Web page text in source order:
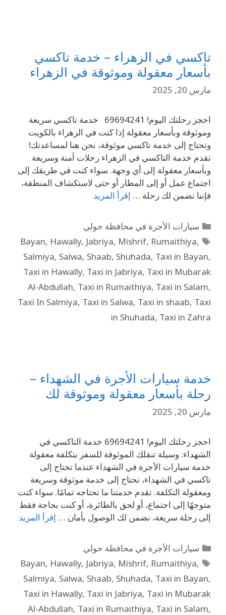
تاكسي في الزهراء – خدمة تاكسي
بأسعار معقولة وموثوقة في الزهراء
مارس 20, 2025
احجز رحلتك اليوم! 69694241 خدمة تاكسي سريعة
وموثوقة وبأسعار معقولة إذا كنت في الزهراء بالكويت
وتحتاج إلى خدمة تاكسي موثوقة، نحن هنا لمساعدتك!
تقدم خدمة التاكسي في الزهراء رحلات آمنة وسريعة
وبأسعار معقولة إلى أي وجهة. سواء كنت في طريقك إلى
اجتماع عمل أو إلى المطار أو حتى لاستكشاف المنطقة،
فإننا نضمن لك رحلة … إقرأ المزيد
سيارات الأجرة في محافظة حولي
Bayan, Hawally, Jabriya, Mishrif, Rumaithiya,
Salmiya, Salwa, Shaab, Shuhada, Taxi in Bayan,
Taxi in Hawally, Taxi in Jabriya, Taxi in Mubarak
Al-Abdullah, Taxi in Rumaithiya, Taxi in Salam,
Taxi In Salmiya, Taxi in Salwa, Taxi in shaab, Taxi
in Shuhada, Taxi in Zahra
خدمة سيارات الأجرة في الشهداء –
رحلة بأسعار معقولة وموثوقة لك
مارس 20, 2025
احجز رحلتك اليوم! 69694241 خدمة التاكسي في
الشهداء: وسيلة تنقلك الموثوقة للسفر بتكلفة معقولة
خدمة سيارات الأجرة في الشهداء عندما تحتاج إلى
تاكسي في الشهداء، تحتاج إلى خدمة موثوقة وسريعة
ومعقولة التكلفة. تقدم خدمتنا ما تحتاجه تمامًا. سواء كنت
متوجهًا إلى اجتماع، أو لحق بالطائرة، أو كنت بحاجة فقط
إلى رحلة سريعة، نضمن لك الوصول بأمان … إقرأ المزيد
سيارات الأجرة في محافظة حولي
Bayan, Hawally, Jabriya, Mishrif, Rumaithiya,
Salmiya, Salwa, Shaab, Shuhada, Taxi in Bayan,
Taxi in Hawally, Taxi in Jabriya, Taxi in Mubarak
Al-Abdullah, Taxi in Rumaithiya, Taxi in Salam,